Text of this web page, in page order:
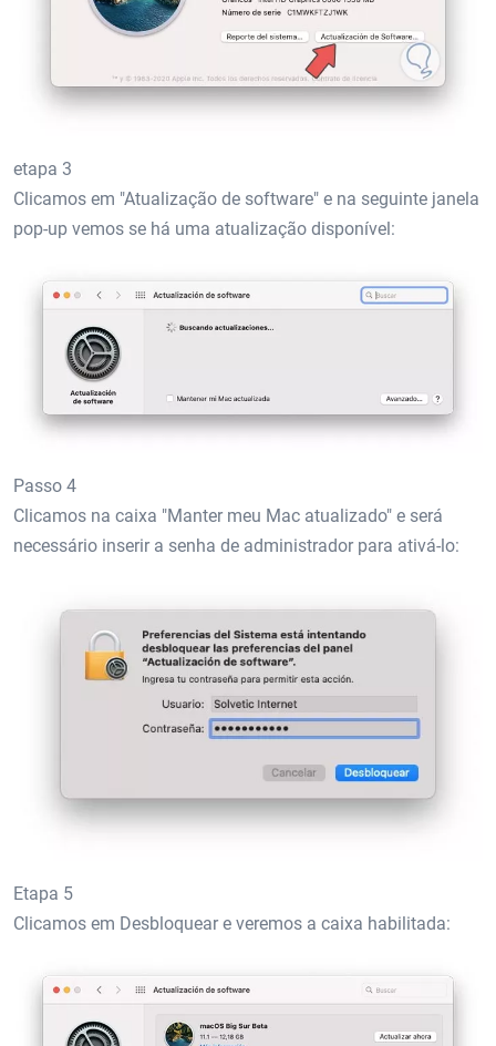
etapa 3
Clicamos em "Atualização de software" e na seguinte janela
pop-up vemos se há uma atualização disponível:
Passo 4
Clicamos na caixa "Manter meu Mac atualizado" e será
necessário inserir a senha de administrador para ativá-lo:
Etapa 5
Clicamos em Desbloquear e veremos a caixa habilitada: